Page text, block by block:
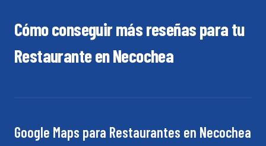
Cómo conseguir más reseñas para tu
RestauranteenNecochea
Google Maps para Restaurantes en Necochea